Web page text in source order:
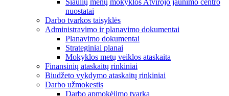
Šiaulių menų mokyklos Atvirojo jaunimo centro
nuostatai
Darbo tvarkos taisyklės
Administravimo ir planavimo dokumentai
Planavimo dokumentai
Strateginiai planai
Mokyklos metų veiklos ataskaita
Finansinių ataskaitų rinkiniai
Biudžeto vykdymo ataskaitų rinkiniai
Darbo užmokestis
Darbo apmokėjimo tvarka